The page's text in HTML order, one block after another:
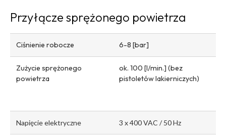
Przyłącze sprężonego powietrza
Ciśnienie robocze 6-8 [bar]
Zużycie sprężonego
powietrza
ok. 100 [l/min.] (bez
pistoletów lakierniczych)
Napięcie elektryczne 3 x 400 VAC / 50 Hz